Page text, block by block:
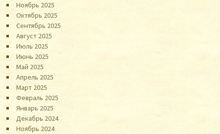
Ноябрь 2025
Октябрь 2025
Сентябрь 2025
Август 2025
Июль 2025
Июнь 2025
Май 2025
Апрель 2025
Март 2025
Февраль 2025
Январь 2025
Декабрь 2024
Ноябрь 2024